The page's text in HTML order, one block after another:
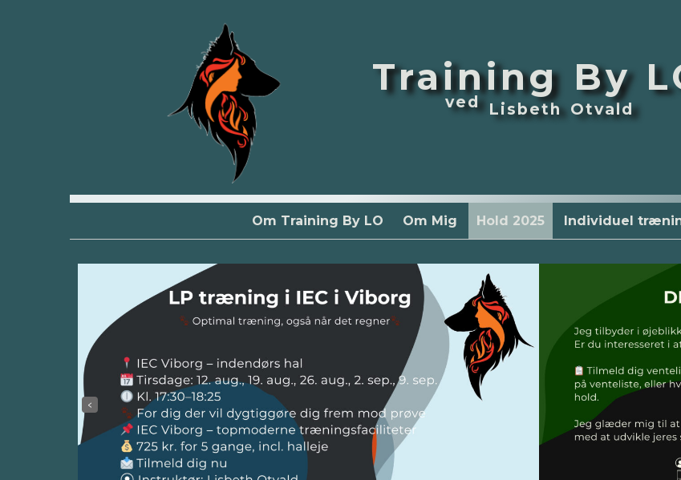
Training By
vedLisbeth Otvald
Om Training By LO Om Mig Hold 2025 Individuel
‹